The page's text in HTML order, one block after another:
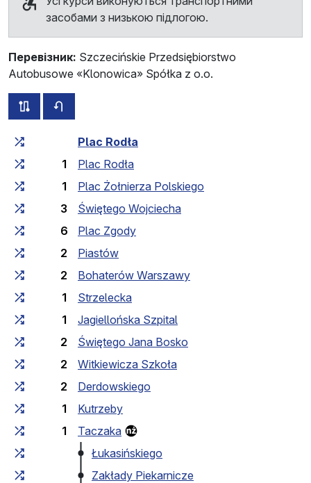
засобами з низькою підлогою.
Перевізник: Szczecińskie Przedsiębiorstwo
Autobusowe «Klonowica» Spółka z o.o.
всі схеми цього маршруту
Загальний час у дорозі
Plac Rodła
1
Plac Rodła
1
Plac Żołnierza Polskiego
3
Świętego Wojciecha
6
Plac Zgody
2
Piastów
2
Bohaterów Warszawy
1
Strzelecka
1
Jagiellońska Szpital
2
Świętego Jana Bosko
2
Witkiewicza Szkoła
2
Derdowskiego
1
Kutrzeby
1
Taczaka
Łukasińskiego
Zakłady Piekarnicze